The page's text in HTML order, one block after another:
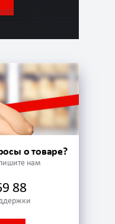
о товаре?
нам
88